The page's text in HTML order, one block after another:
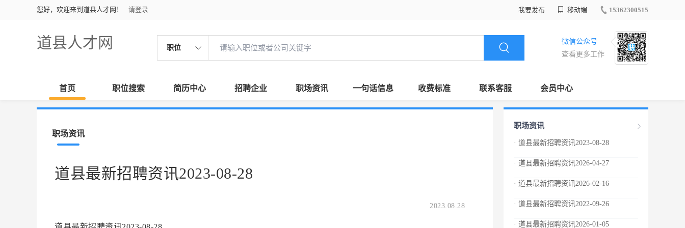
您好，欢迎来到道县人才网！ 请登录 我要发布 移动端 15362300515
道县人才网 职位
微信公众号
查看更多工作
首页 职位搜索 简历中心 招聘企业 职场资讯 一句话信息 收费标准 联系客服 会员中心
职场资讯
道县最新招聘资讯2023-08-28
2023.08.28
职场资讯
· 道县最新招聘资讯2023-08-28
· 道县最新招聘资讯2026-04-27
· 道县最新招聘资讯2026-02-16
· 道县最新招聘资讯2022-09-26
· 道县最新招聘资讯2026-01-05